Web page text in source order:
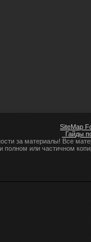
SiteMap
Гайды
за материалы! Все
полном или частичном